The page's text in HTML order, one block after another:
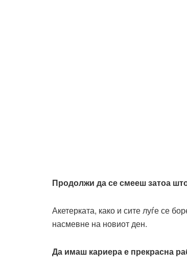
Продолжи да се смееш затоа
Акетерката, како и сите луѓе се
насмевне на новиот ден.
Да имаш кариера е прекрасна